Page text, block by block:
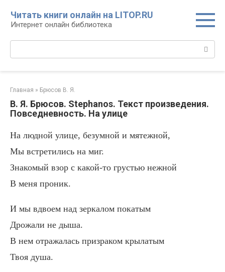
контенту
Читать книги онлайн на LITOP.RU
Интернет онлайн библиотека
Главная » Брюсов В. Я.
В. Я. Брюсов. Stephanos. Текст произведения.
Повседневность. На улице
На людной улице, безумной и мятежной,
Мы встретились на миг.
Знакомый взор с какой-то грустью нежной
В меня проник.
И мы вдвоем над зеркалом покатым
Дрожали не дыша.
В нем отражалась призраком крылатым
Твоя душа.